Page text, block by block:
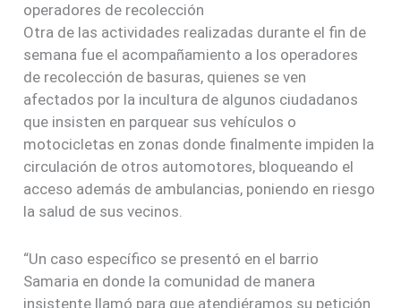
operadores de recolección
Otra de las actividades realizadas durante el fin de
semana fue el acompañamiento a los operadores
de recolección de basuras, quienes se ven
afectados por la incultura de algunos ciudadanos
que insisten en parquear sus vehículos o
motocicletas en zonas donde finalmente impiden la
circulación de otros automotores, bloqueando el
acceso además de ambulancias, poniendo en riesgo
la salud de sus vecinos.
“Un caso específico se presentó en el barrio
Samaria en donde la comunidad de manera
insistente llamó para que atendiéramos su petición